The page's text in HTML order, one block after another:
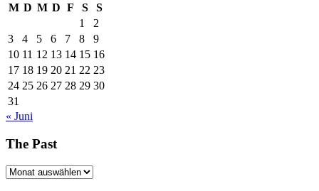
M D M D F S
S
1
2
3
4 5 6 7 8
9
10 11 12 13 14 15 16
17 18 19 20 21 22 23
24 25 26 27 28 29 30
31
« Juni
The Past
The